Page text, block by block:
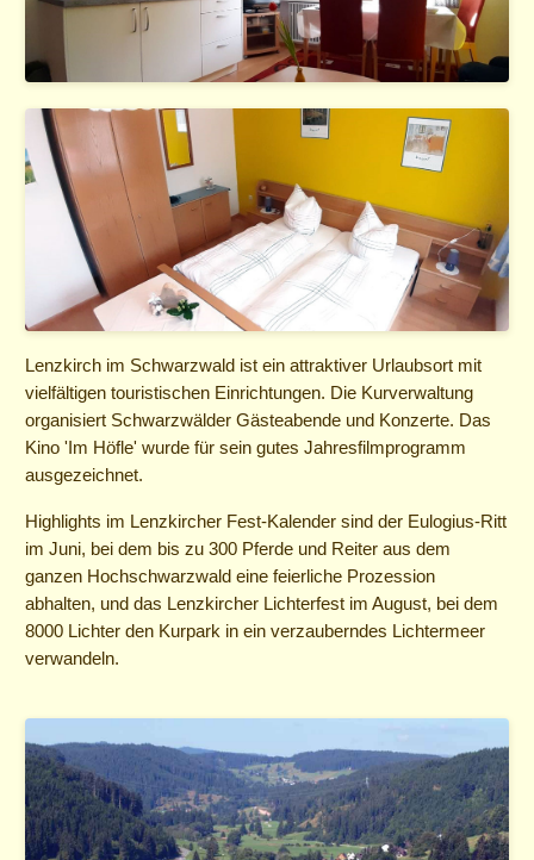
Lenzkirch im Schwarzwald ist ein attraktiver Urlaubsort mit
vielfältigen touristischen Einrichtungen. Die Kurverwaltung
organisiert Schwarzwälder Gästeabende und Konzerte. Das
Kino 'Im Höfle' wurde für sein gutes Jahresfilmprogramm
ausgezeichnet.
Highlights im Lenzkircher Fest-Kalender sind der Eulogius-Ritt
im Juni, bei dem bis zu 300 Pferde und Reiter aus dem
ganzen Hochschwarzwald eine feierliche Prozession
abhalten, und das Lenzkircher Lichterfest im August, bei dem
8000 Lichter den Kurpark in ein verzauberndes Lichtermeer
verwandeln.